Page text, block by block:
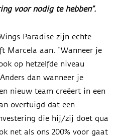
voor nodig te hebben”.
Paradise zijn echte
Marcela aan. “Wanneer je
op hetzelfde niveau
dan wanneer je
nieuw team creëert in een
overtuigd dat een
die hij/zij doet qua
net als ons 200% voor gaat